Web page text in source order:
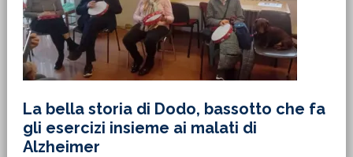
La bella storia di Dodo, bassotto che fa
gli esercizi insieme ai malati di
Alzheimer